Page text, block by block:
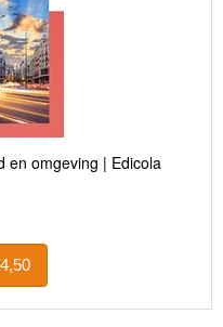
en omgeving | Edicola
24,50